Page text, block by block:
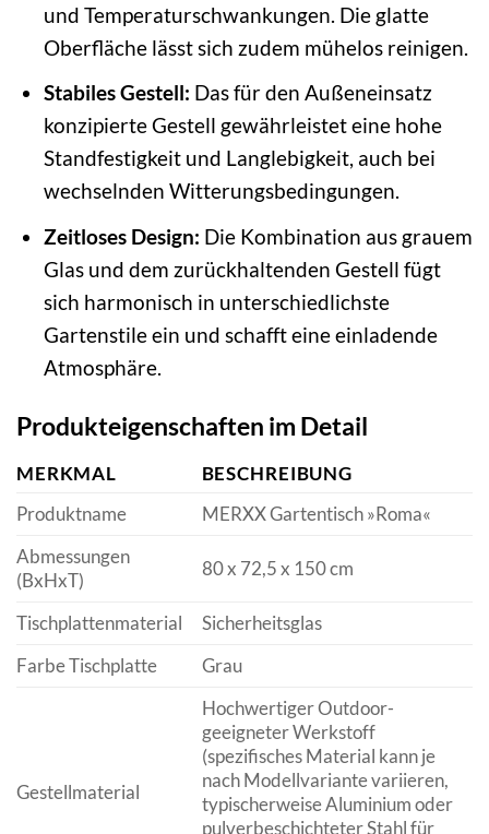
und Temperaturschwankungen. Die glatte
Oberfläche lässt sich zudem mühelos reinigen.
Stabiles Gestell: Das für den Außeneinsatz
konzipierte Gestell gewährleistet eine hohe
Standfestigkeit und Langlebigkeit, auch bei
wechselnden Witterungsbedingungen.
Zeitloses Design: Die Kombination aus grauem
Glas und dem zurückhaltenden Gestell fügt
sich harmonisch in unterschiedlichste
Gartenstile ein und schafft eine einladende
Atmosphäre.
Produkteigenschaften im Detail
MERKMAL
BESCHREIBUNG
Produktname
MERXX Gartentisch »Roma«
Abmessungen
(BxHxT)
80 x 72,5 x 150 cm
Tischplattenmaterial
Sicherheitsglas
Farbe Tischplatte
Grau
Gestellmaterial
Hochwertiger Outdoor-
geeigneter Werkstoff
(spezifisches Material kann je
nach Modellvariante variieren,
typischerweise Aluminium oder
pulverbeschichteter Stahl für